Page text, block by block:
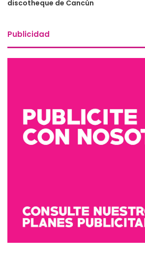
discotheque de Cancún
Publicidad